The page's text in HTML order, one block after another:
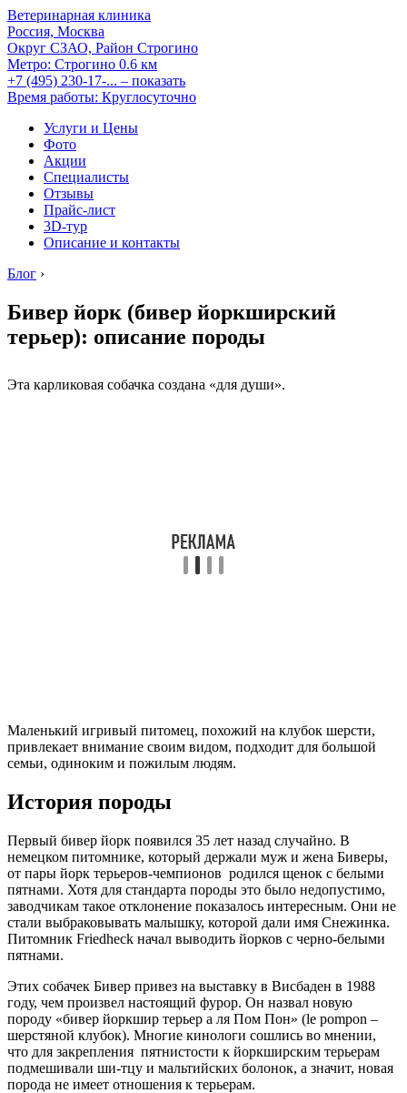
Ветеринарная клиника
Россия, Москва
Округ СЗАО, Район Строгино
Метро: Строгино 0.6 км
+7 (495) 230-17-... – показать
Время работы: Круглосуточно
Услуги и Цены
Фото
Акции
Специалисты
Отзывы
Прайс-лист
3D-тур
Описание и контакты
Блог ›
Бивер йорк (бивер йоркширский
терьер): описание породы
Эта карликовая собачка создана «для души».
Маленький игривый питомец, похожий на клубок шерсти,
привлекает внимание своим видом, подходит для большой
семьи, одиноким и пожилым людям.
История породы
Первый бивер йорк появился 35 лет назад случайно. В
немецком питомнике, который держали муж и жена Биверы,
от пары йорк терьеров-чемпионов родился щенок с белыми
пятнами. Хотя для стандарта породы это было недопустимо,
заводчикам такое отклонение показалось интересным. Они не
стали выбраковывать малышку, которой дали имя Снежинка.
Питомник Friedheck начал выводить йорков с черно-белыми
пятнами.
Этих собачек Бивер привез на выставку в Висбаден в 1988
году, чем произвел настоящий фурор. Он назвал новую
породу «бивер йоркшир терьер а ля Пом Пон» (le pompon –
шерстяной клубок). Многие кинологи сошлись во мнении,
что для закрепления пятнистости к йоркширским терьерам
подмешивали ши-тцу и мальтийских болонок, а значит, новая
порода не имеет отношения к терьерам.